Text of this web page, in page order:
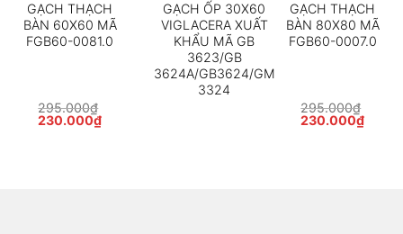
GẠCH THẠCH
BÀN 60X60 MÃ
FGB60-0081.0
295.000₫
Giá
230.000₫Giá
GẠCH ỐP 30X60
VIGLACERA XUẤT
KHẨU MÃ GB
3623/GB
3624A/GB3624/GM
3324
GẠCH THẠCH
BÀN 80X80 MÃ
FGB60-0007.0
295.000₫
Giá
230.000₫Giá